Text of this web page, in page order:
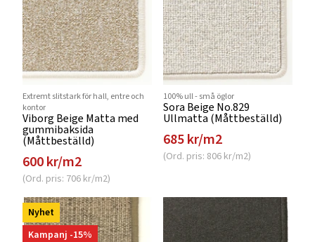
Extremt slitstark för hall, entre och
kontor
Viborg Beige Matta med
gummibaksida
(Måttbeställd)
600 kr/m2
(Ord. pris: 706 kr/m2)
100% ull - små öglor
Sora Beige No.829
Ullmatta (Måttbeställd)
685 kr/m2
(Ord. pris: 806 kr/m2)
Nyhet
Kampanj -15%